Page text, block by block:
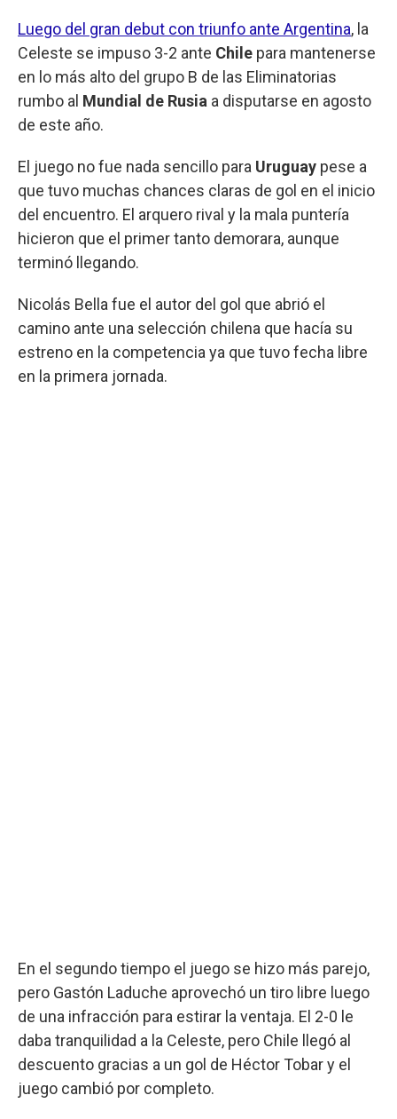
Luego del gran debut con triunfo ante Argentina, la
Celeste se impuso 3-2 ante Chile para mantenerse
en lo más alto del grupo B de las Eliminatorias
rumbo al Mundial de Rusia a disputarse en agosto
de este año.
El juego no fue nada sencillo para Uruguay pese a
que tuvo muchas chances claras de gol en el inicio
del encuentro. El arquero rival y la mala puntería
hicieron que el primer tanto demorara, aunque
terminó llegando.
Nicolás Bella fue el autor del gol que abrió el
camino ante una selección chilena que hacía su
estreno en la competencia ya que tuvo fecha libre
en la primera jornada.
En el segundo tiempo el juego se hizo más parejo,
pero Gastón Laduche aprovechó un tiro libre luego
de una infracción para estirar la ventaja. El 2-0 le
daba tranquilidad a la Celeste, pero Chile llegó al
descuento gracias a un gol de Héctor Tobar y el
juego cambió por completo.